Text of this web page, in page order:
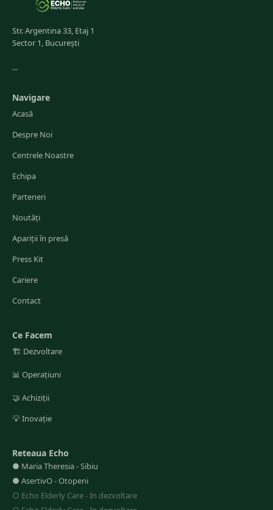
Str. Argentina 33, Etaj 1
Sector 1, București
...
Navigare
Acasă
Despre Noi
Centrele Noastre
Echipa
Parteneri
Noutăți
Apariții în presă
Press Kit
Cariere
Contact
Ce Facem
🏗️ Dezvoltare
📊 Operațiuni
🤝 Achiziții
💡Inovație
Reteaua Echo
● Maria Theresia-Sibiu
● AsertivO-Otopeni
○ Echo Elderly Care-In dezvoltare